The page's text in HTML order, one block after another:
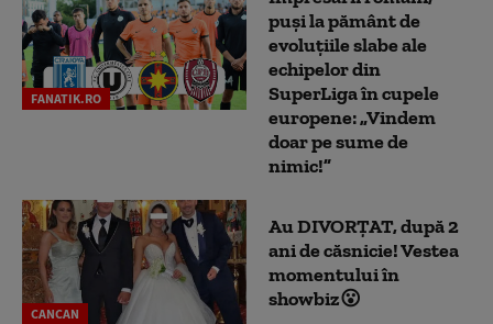
FANATIK.RO
puși la pământ de
evoluțiile slabe ale
echipelor din
SuperLiga în cupele
europene: „Vindem
doar pe sume de
nimic!”
CANCAN
Au DIVORȚAT, după 2
ani de căsnicie! Vestea
momentului în
showbiz😮